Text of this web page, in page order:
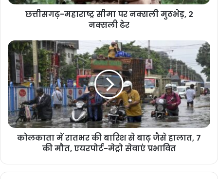
सीतापुर फॉरेस्ट एसडीओ सपना मुखर्जीऔर रेंजरविजय तिवारीके नेतृत्व में टीम ने
जेसीबी की मदद से स्लोप कटवाया। काफी प्रयास के बाद हाथी बाहर निकला और
खेतों से होते हुए जंगल की ओर चला गया।
सीतापुर में हाथियों का दल
सीतापुर और मैनपाट वन परिक्षेत्र में कुल12 हाथियों का दलविचरण कर रहा है।
वन विभाग ने ग्रामीणों को हाथियों से दूर रहने और सतर्क रहने की सलाह दी है।
विचरण क्षेत्र में मुनादी भी कराई जा रही है।
Buland Hindustan
छत्तीसगढ़-महाराष्ट्र सीमा पर नक्सली मुठभेड़, 2
नक्सली ढेर
कोलकाता में रातभर की बारिश से बाढ़ जैसे हालात, 7
की मौत, एयरपोर्ट-मेट्रो सेवाएं प्रभावित